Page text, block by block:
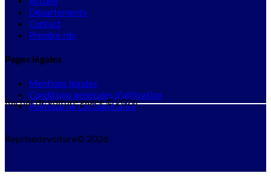
Départements
Contact
Prendre rdv
Pages légales
Mentions légales
Conditions générales d'utilisation
Politique de confidentialité
Rachat de voiture gagee © 2026
Reprisedevoiture© 2026